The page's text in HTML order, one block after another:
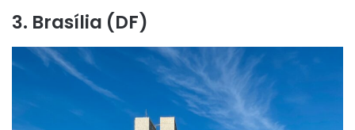
3. Brasília (DF)